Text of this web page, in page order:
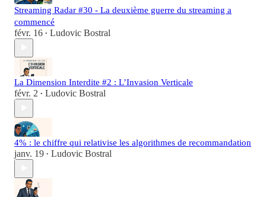
Streaming Radar #30 - La deuxième guerre du streaming a
commencé
févr. 16 • Ludovic Bostral
La Dimension Interdite #2 : L’Invasion Verticale
févr. 2 • Ludovic Bostral
4% : le chiffre qui relativise les algorithmes de recommandation
janv. 19 • Ludovic Bostral